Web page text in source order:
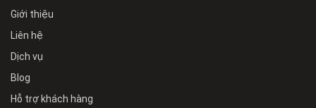
Giới thiệu
Liên hệ
Dịch vụ
Blog
Hỗ trợ khách hàng